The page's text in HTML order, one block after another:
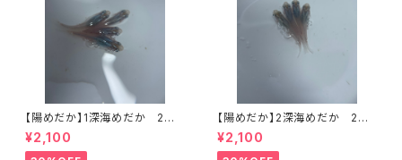
【陽めだか】1深海めだか 2ペ
ア 【現物】
¥2,100
【陽めだか】2深海めだか 2ペ
ア 【現物】
¥2,100